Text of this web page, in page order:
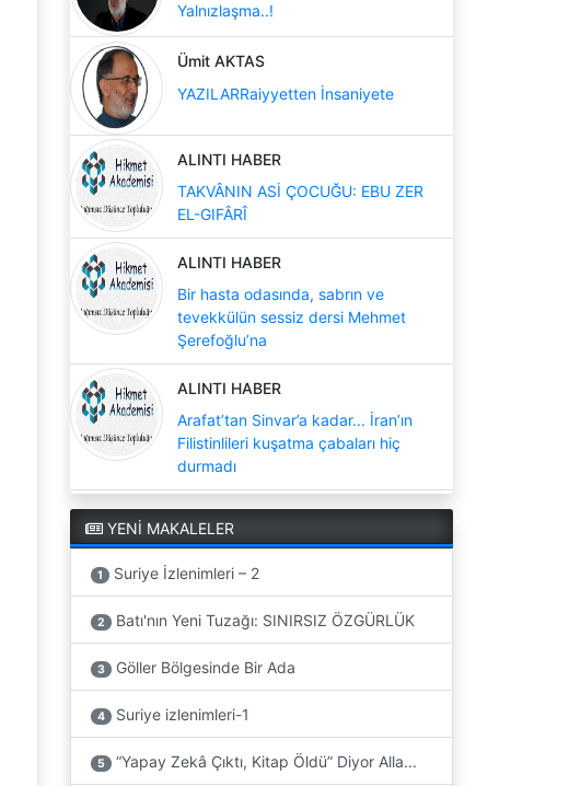
Yalnızlaşma..!
Ümit AKTAS
YAZILARRaiyyetten İnsaniyete
ALINTI HABER
TAKVÂNIN ASİ ÇOCUĞU: EBU ZER
EL-GIFÂRÎ
ALINTI HABER
Bir hasta odasında, sabrın ve
tevekkülün sessiz dersi Mehmet
Şerefoğlu’na
ALINTI HABER
Arafat’tan Sinvar’a kadar... İran’ın
Filistinlileri kuşatma çabaları hiç
durmadı
YENİ MAKALELER
1 Suriye İzlenimleri – 2
2 Batı'nın Yeni Tuzağı: SINIRSIZ ÖZGÜRLÜK
3 Göller Bölgesinde Bir Ada
4 Suriye izlenimleri-1
5 “Yapay Zekâ Çıktı, Kitap Öldü” Diyor Alla...